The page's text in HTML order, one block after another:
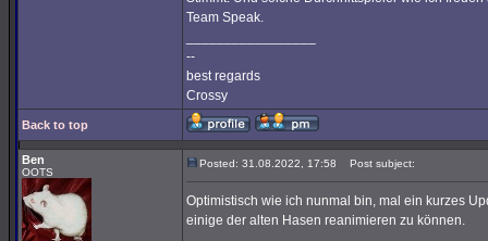
Team Speak.
--
best regards
Crossy
Back to top
Ben
OOTS
Posted: 31.08.2022, 17:58 Post subject:
Optimistisch wie ich nunmal bin, mal ein kurzes
einige der alten Hasen reanimieren zu können.